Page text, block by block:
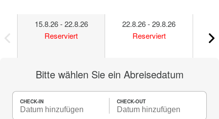
15.8.26 - 22.8.26
Reserviert
22.8.26 - 29.8.26
Reserviert
Bitte wählen Sie ein Abreisedatum
CHECK-IN CHECK-OUT